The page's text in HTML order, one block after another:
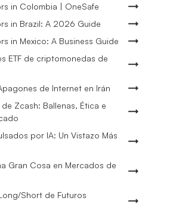
in Colombia | OneSafe
in Brazil: A 2026 Guide
in Mexico: A Business Guide
ETF de criptomonedas de
de Internet en Irán
Zcash: Ballenas, Ética e
por IA: Un Vistazo Más
Gran Cosa en Mercados de
Short de Futuros